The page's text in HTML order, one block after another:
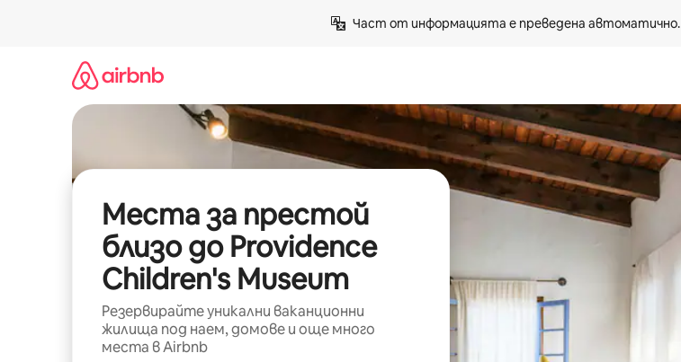
Част от информацията е преведена автоматично.
Места за престой
близо до Providence
Children's Museum
Резервирайте уникални ваканционни
жилища под наем, домове и още много
места в Airbnb